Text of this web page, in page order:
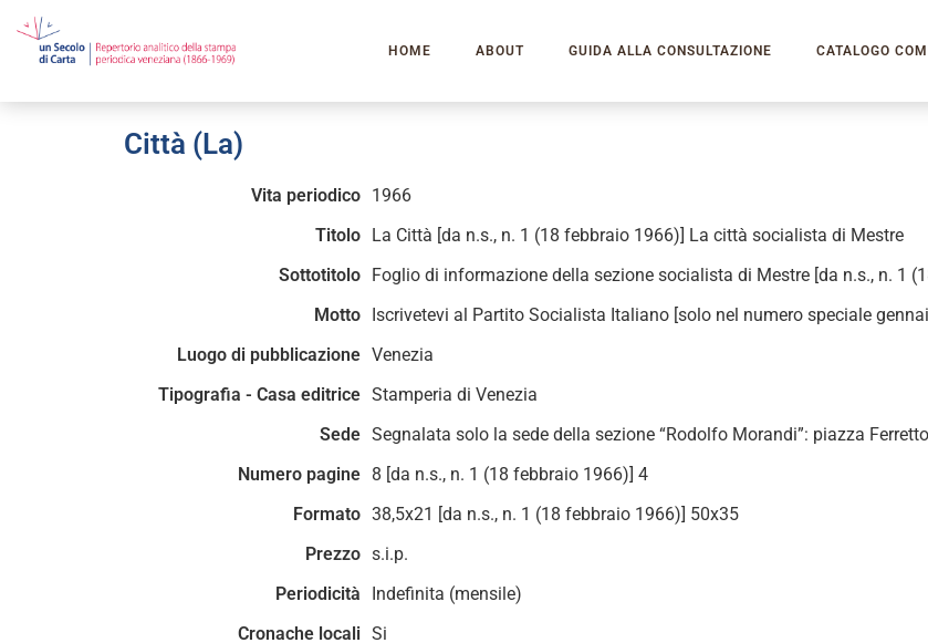
HOME ABOUT GUIDA ALLA CONSULTAZIONE CATALOGO
Città (La)
Vita periodico 1966
Titolo La Città [da n.s., n. 1 (18 febbraio 1966)] La città socialista di Mestre
Sottotitolo Foglio di informazione della sezione socialista di Mestre [da n.s., n. 1
Motto Iscrivetevi al Partito Socialista Italiano [solo nel numero speciale
Luogo di pubblicazione Venezia
Tipografia - Casa editrice Stamperia di Venezia
Sede Segnalata solo la sede della sezione “Rodolfo Morandi”: piazza
Numero pagine 8 [da n.s., n. 1 (18 febbraio 1966)] 4
Formato 38,5x21 [da n.s., n. 1 (18 febbraio 1966)] 50x35
Prezzo s.i.p.
Periodicità
Indefinita (mensile)
Cronache locali Si